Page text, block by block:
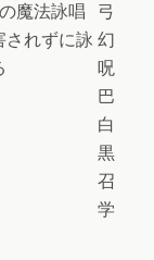
魔法詠唱
されずに詠
弓
幻
呪
巴
白
黒
召
学